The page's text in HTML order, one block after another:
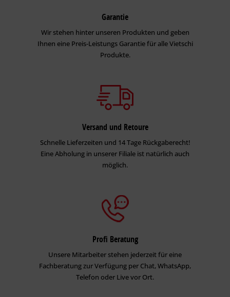
Untergrund und Untergrundbeschaffenheit abweichen
können. Exakte Verbrauchswerte sind nur durch vorherige
Probebeschichtungen zu ermitteln.
Material-, Umluft- und Untergrundtemperatur: mind. 5 °C
(günstiger Bereich: 10 bis 25 °C)
Trocknung/Trockenzeit
Bei niedrigeren Temperaturen, höherer Luftfeuchtigkeit und
Garantie
Wir stehen hinter unseren Produkten und geben
Ihnen eine Preis-Leistungs Garantie für alle Vietschi
Produkte.
Versand und Retoure
Schnelle Lieferzeiten und 14 Tage Rückgaberecht!
Eine Abholung in unserer Filiale ist natürlich auch
möglich.
Profi Beratung
Unsere Mitarbeiter stehen jederzeit für eine
Fachberatung zur Verfügung per Chat, WhatsApp,
Telefon oder Live vor Ort.